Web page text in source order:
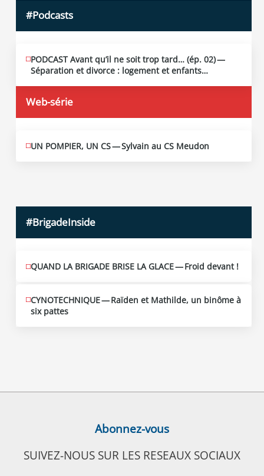
#Podcasts
MAI
13
2026
PODCAST Avant qu’il ne soit trop tard… (ép. 02) —
Séparation et divorce : logement et enfants…
Web-série
MAI
10
UN POMPIER, UN CS — Sylvain au CS Meudon
#BrigadeInside
QUAND LA BRIGADE BRISE LA GLACE — Froid devant !
CYNOTECHNIQUE — Raïden et Mathilde, un binôme à
six pattes
Abonnez-vous
SUIVEZ-NOUS SUR LES RESEAUX SOCIAUX